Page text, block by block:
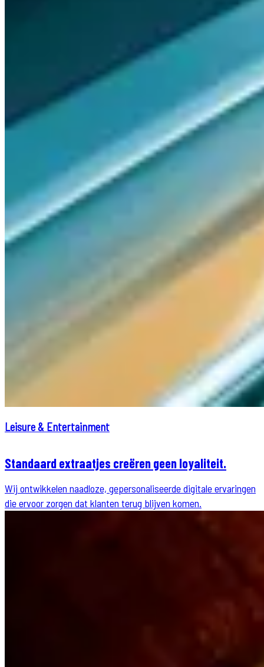
Leisure & Entertainment
Standaard extraatjes creëren geen loyaliteit.
Wij ontwikkelen naadloze, gepersonaliseerde digitale ervaringen
die ervoor zorgen dat klanten terug blijven komen.